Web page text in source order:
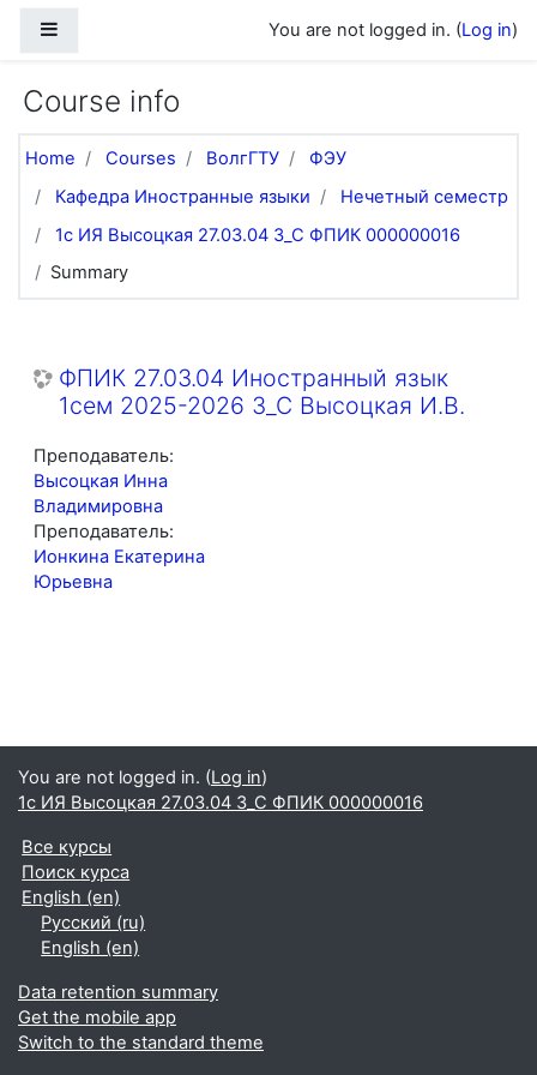
You are not logged in. (Log in)
Course info
Home Courses ВолгГТУ
ФЭУ
Кафедра Иностранные языки
Нечетный семестр
1с ИЯ Высоцкая 27.03.04 З_С ФПИК 000000016
Summary
ФПИК 27.03.04 Иностранный язык
1сем 2025-2026 З_С Высоцкая И.В.
Преподаватель:
Высоцкая Инна
Владимировна
Преподаватель:
Ионкина Екатерина
Юрьевна
You are not logged in. (Log in)
1с ИЯ Высоцкая 27.03.04 З_С ФПИК 000000016
Все курсы
Поиск курса
English ‎(en)‎
Русский ‎(ru)‎
English ‎(en)‎
Data retention summary
Get the mobile app
Switch to the standard theme